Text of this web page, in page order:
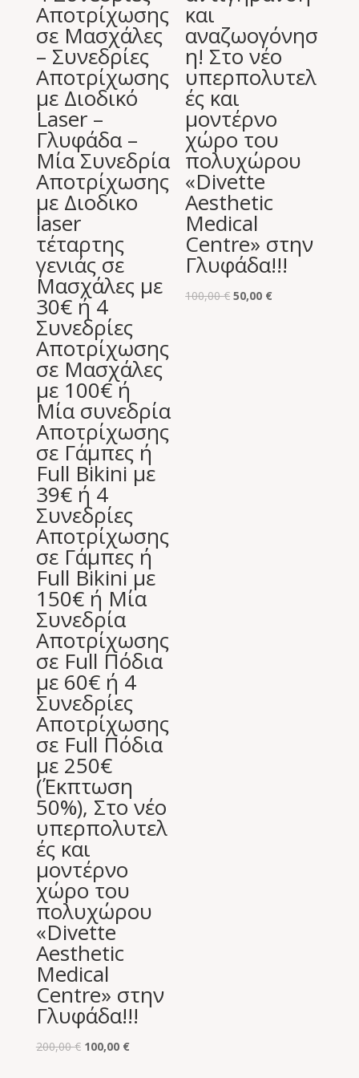
Αποτρίχωσης
σε Μασχάλες
– Συνεδρίες
Αποτρίχωσης
με Διοδικό
Laser –
Γλυφάδα –
Μία Συνεδρία
Αποτρίχωσης
με Διοδικο
laser
τέταρτης
γενιάς σε
Μασχάλες με
30€ ή 4
Συνεδρίες
Αποτρίχωσης
σε Μασχάλες
με 100€ ή
Μία συνεδρία
Αποτρίχωσης
σε Γάμπες ή
Full Bikini με
39€ ή 4
Συνεδρίες
Αποτρίχωσης
σε Γάμπες ή
Full Bikini με
150€ ή Μία
Συνεδρία
Αποτρίχωσης
σε Full Πόδια
με 60€ ή 4
Συνεδρίες
Αποτρίχωσης
σε Full Πόδια
με 250€
(Έκπτωση
50%), Στο νέο
υπερπολυτελ
ές και
μοντέρνο
χώρο του
πολυχώρου
«Divette
Aesthetic
Medical
Centre» στην
Γλυφάδα!!!
200,00€ Original
100,00 €Η
και
αναζωογόνησ
η! Στο νέο
υπερπολυτελ
ές και
μοντέρνο
χώρο του
πολυχώρου
«Divette
Aesthetic
Medical
Centre» στην
Γλυφάδα!!!
100,00€ Original
50,00 €